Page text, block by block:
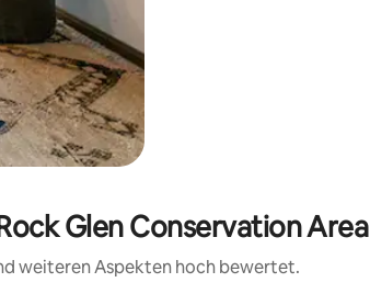
Glen Conservation Area
weiteren Aspekten hoch bewertet.